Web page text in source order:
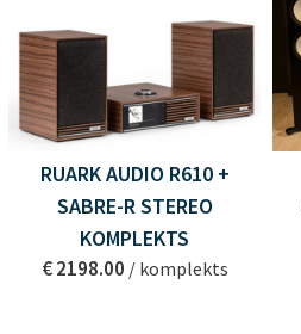
RUARK AUDIO R610 +
SABRE-R STEREO
KOMPLEKTS
€ 2198.00 / komplekts